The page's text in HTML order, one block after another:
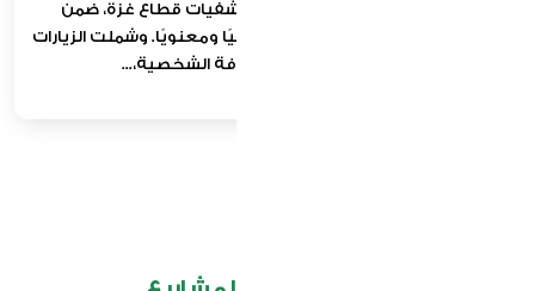
زيارة المرضى والجرحى في مستشفيات قطاع غزة، ضمن
المسؤولية الاجتماعية لدعمهم نفسيًا ومعنويًا. وشملت الزيارات
توزيع التمور ومواد النظافة الشخصية،...